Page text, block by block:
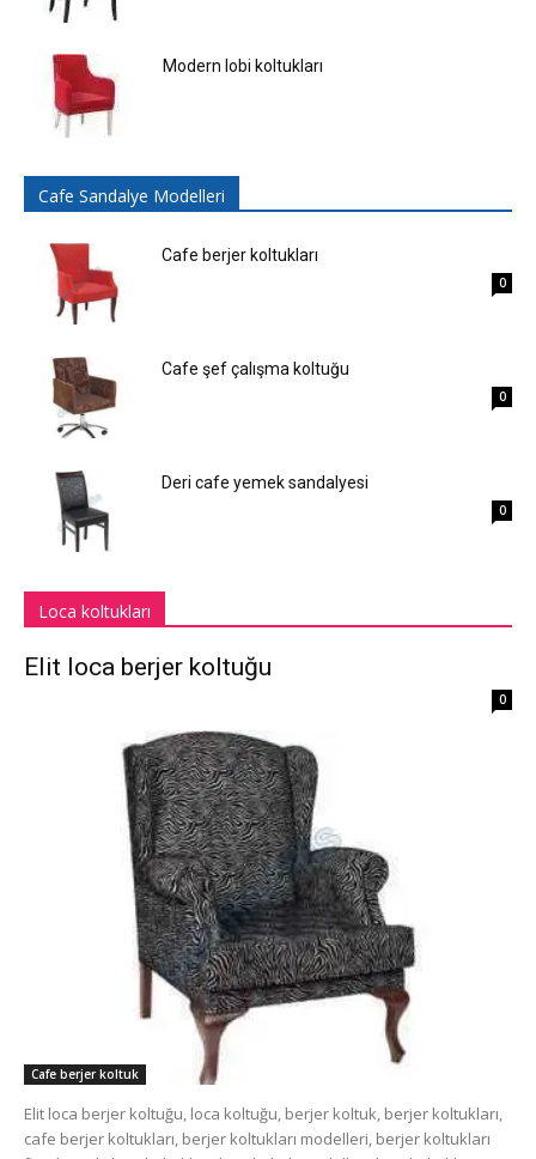
Modern lobi koltukları
Cafe Sandalye Modelleri
Cafe berjer koltukları
0
Cafe şef çalışma koltuğu
0
Deri cafe yemek sandalyesi
0
Loca koltukları
Elit loca berjer koltuğu
0
Cafe berjer koltuk
Elit loca berjer koltuğu, loca koltuğu, berjer koltuk, berjer koltukları,
cafe berjer koltukları, berjer koltukları modelleri, berjer koltukları